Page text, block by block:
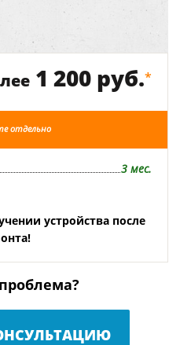
1 200 руб.*
отдельно
3 мес.
устройства после